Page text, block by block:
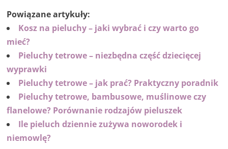
Powiązane artykuły:
Kosz na pieluchy – jaki wybrać i czy warto go
mieć?
Pieluchy tetrowe – niezbędna część dziecięcej
wyprawki
Pieluchy tetrowe – jak prać? Praktyczny poradnik
Pieluchy tetrowe, bambusowe, muślinowe czy
flanelowe? Porównanie rodzajów pieluszek
Ile pieluch dziennie zużywa noworodek i
niemowlę?